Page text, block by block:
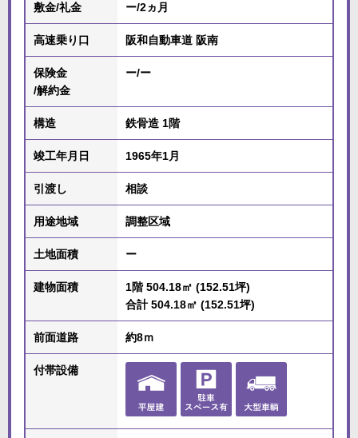
敷金/礼金 ー/2ヵ月
高速乗り口 阪和自動車道 阪南
保険金
/解約金
ー/ー
構造 鉄骨造 1階
竣工年月日 1965年1月
引渡し 相談
用途地域 調整区域
土地面積 ー
建物面積
1階 504.18㎡ (152.51坪)
合計 504.18㎡ (152.51坪)
前面道路 約8ｍ
付帯設備